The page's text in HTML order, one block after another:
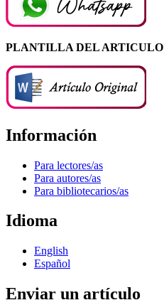
PLANTILLA DEL ARTICULO
Información
Para lectores/as
Para autores/as
Para bibliotecarios/as
Idioma
English
Español
Enviar un artículo